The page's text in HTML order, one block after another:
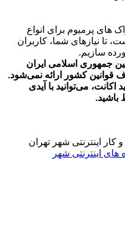
تا
تومان549,000
های پرمیوم برای انواع
تا نیازهای شما، کاربران
سازیم.
جمهوری اسلامی ایران
کشور ارائه نمی‌شود.
می‌توانید با آیدی
اینترنتی شهر تهران